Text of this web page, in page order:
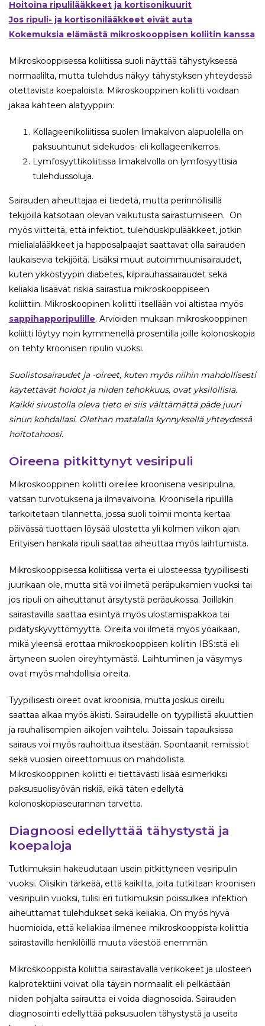
Hoitoina ripulilääkkeet ja kortisonikuurit
Jos ripuli- ja kortisonilääkkeet eivät auta
Kokemuksia elämästä mikroskooppisen koliitin kanssa
Mikroskooppisessa koliitissa suoli näyttää tähystyksessä
normaalilta, mutta tulehdus näkyy tähystyksen yhteydessä
otettavista koepaloista. Mikroskooppinen koliitti voidaan
jakaa kahteen alatyyppiin:
Kollageenikoliitissa suolen limakalvon alapuolella on
paksuuntunut sidekudos- eli kollageenikerros.
Lymfosyyttikoliitissa limakalvolla on lymfosyyttisia
tulehdussoluja.
Sairauden aiheuttajaa ei tiedetä, mutta perinnöllisillä
tekijöillä katsotaan olevan vaikutusta sairastumiseen. On
myös viitteitä, että infektiot, tulehduskipulääkkeet, jotkin
mielialalääkkeet ja happosalpaajat saattavat olla sairauden
laukaisevia tekijöitä. Lisäksi muut autoimmuunisairaudet,
kuten ykköstyypin diabetes, kilpirauhassairaudet sekä
keliakia lisäävät riskiä sairastua mikroskooppiseen
koliittiin. Mikroskoopinen koliitti itsellään voi altistaa myös
sappihapporipulille. Arvioiden mukaan mikroskooppinen
koliitti löytyy noin kymmenellä prosentilla joille kolonoskopia
on tehty kroonisen ripulin vuoksi.
Suolistosairaudet ja -oireet, kuten myös niihin mahdollisesti
käytettävät hoidot ja niiden tehokkuus, ovat yksilöllisiä.
Kaikki sivustolla oleva tieto ei siis välttämättä päde juuri
sinun kohdallasi. Olethan matalalla kynnyksellä yhteydessä
hoitotahoosi.
Oireena pitkittynyt vesiripuli
Mikroskooppinen koliitti oireilee kroonisena vesiripulina,
vatsan turvotuksena ja ilmavaivoina. Kroonisella ripulilla
tarkoitetaan tilannetta, jossa suoli toimii monta kertaa
päivässä tuottaen löysää ulostetta yli kolmen viikon ajan.
Erityisen hankala ripuli saattaa aiheuttaa myös laihtumista.
Mikroskooppisessa koliitissa verta ei ulosteessa tyypillisesti
juurikaan ole, mutta sitä voi ilmetä peräpukamien vuoksi tai
jos ripuli on aiheuttanut ärsytystä peräaukossa. Joillakin
sairastavilla saattaa esiintyä myös ulostamispakkoa tai
pidätyskyvyttömyyttä. Oireita voi ilmetä myös yöaikaan,
mikä yleensä erottaa mikroskooppisen koliitin IBS:stä eli
ärtyneen suolen oireyhtymästä. Laihtuminen ja väsymys
ovat myös mahdollisia oireita.
Tyypillisesti oireet ovat kroonisia, mutta joskus oireilu
saattaa alkaa myös äkisti. Sairaudelle on tyypillistä akuuttien
ja rauhallisempien aikojen vaihtelu. Joissain tapauksissa
sairaus voi myös rauhoittua itsestään. Spontaanit remissiot
sekä vuosien oireettomuus on mahdollista.
Mikroskooppinen koliitti ei tiettävästi lisää esimerkiksi
paksusuolisyövän riskiä, eikä täten edellytä
kolonoskopiaseurannan tarvetta.
Diagnoosi edellyttää tähystystä ja
koepaloja
Tutkimuksiin hakeudutaan usein pitkittyneen vesiripulin
vuoksi. Olisikin tärkeää, että kaikilta, joita tutkitaan kroonisen
vesiripulin vuoksi, tulisi eri tutkimuksin poissulkea infektion
aiheuttamat tulehdukset sekä keliakia. On myös hyvä
huomioida, että keliakiaa ilmenee mikroskooppista koliittia
sairastavilla henkilöillä muuta väestöä enemmän.
Mikroskooppista koliittia sairastavalla verikokeet ja ulosteen
kalprotektiini voivat olla täysin normaalit eli pelkästään
niiden pohjalta sairautta ei voida diagnosoida. Sairauden
diagnosointi edellyttää paksusuolen tähystystä ja useita